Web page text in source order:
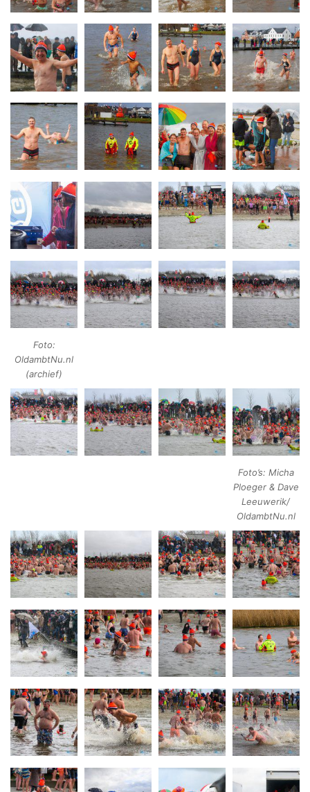
Foto:
OldambtNu.nl
(archief)
Foto’s: Micha
Ploeger & Dave
Leeuwerik/
OldambtNu.nl